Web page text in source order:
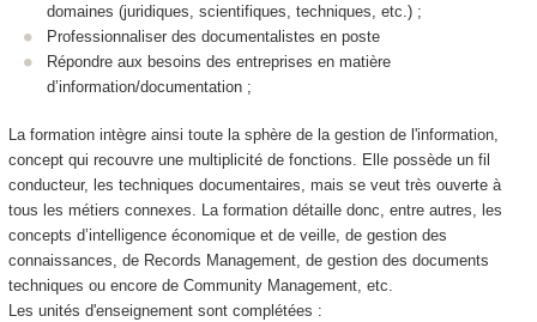
domaines (juridiques, scientifiques, techniques, etc.) ;
Professionnaliser des documentalistes en poste
Répondre aux besoins des entreprises en matière
d’information/documentation ;
La formation intègre ainsi toute la sphère de la gestion de l'information,
concept qui recouvre une multiplicité de fonctions. Elle possède un fil
conducteur, les techniques documentaires, mais se veut très ouverte à
tous les métiers connexes. La formation détaille donc, entre autres, les
concepts d’intelligence économique et de veille, de gestion des
connaissances, de Records Management, de gestion des documents
techniques ou encore de Community Management, etc.
Les unités d'enseignementsont complétées :